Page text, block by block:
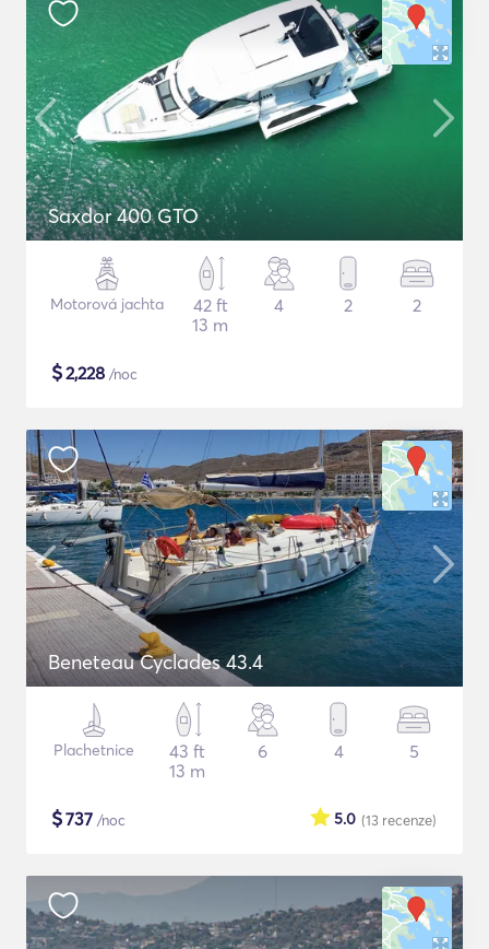
Saxdor 400 GTO
Motorová jachta
42 ft
13 m
4 2 2
$2,228 /noc
Beneteau Cyclades 43.4
Plachetnice
43 ft
13 m
6 4 5
$737 /noc (13 recenze)
5.0